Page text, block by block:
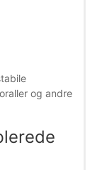
og andre